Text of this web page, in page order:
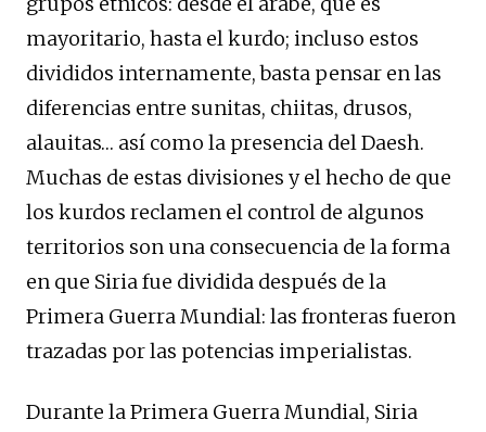
mayoritario, hasta el kurdo; incluso estos
divididos internamente, basta pensar en las
diferencias entre sunitas, chiitas, drusos,
alauitas… así como la presencia del Daesh.
Muchas de estas divisiones y el hecho de que
los kurdos reclamen el control de algunos
territorios son una consecuencia de la forma
en que Siria fue dividida después de la
Primera Guerra Mundial: las fronteras fueron
trazadas por las potencias imperialistas.
Durante la Primera Guerra Mundial, Siria